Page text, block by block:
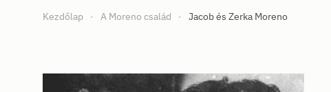
Kezdőlap A Moreno család Jacob és Zerka Moreno